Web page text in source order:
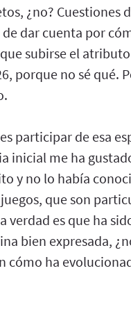
¿no? Cuestiones
de dar cuenta por
subirse el
porque no sé qué.
participar de esa
inicial me ha
y no lo había
que son
verdad es que ha
bien expresada,
cómo ha